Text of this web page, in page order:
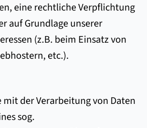
eine rechtliche Verpflichtung
auf Grundlage unserer
(z.B. beim Einsatz von
etc.).
der Verarbeitung von Daten
sog.